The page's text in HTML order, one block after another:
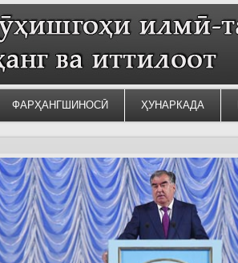
ФАРҲАНГШИНОСӢ ҲУНАРКАДА